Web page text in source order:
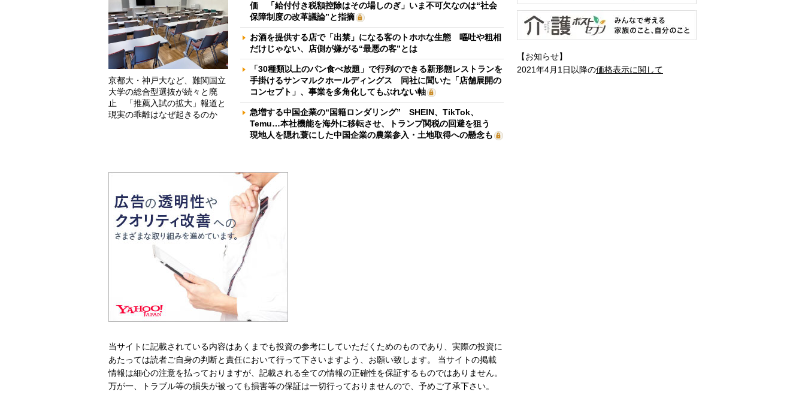
京都大・神戸大など、難関国立
大学の総合型選抜が続々と廃
止 「推薦入試の拡大」報道と
現実の乖離はなぜ起きるのか
価 「給付付き税額控除はその場しのぎ」いま不可欠なのは“社会
保障制度の改革議論”と指摘
お酒を提供する店で「出禁」になる客のトホホな生態 嘔吐や粗相
だけじゃない、店側が嫌がる“最悪の客”とは
「30種類以上のパン食べ放題」で行列のできる新形態レストランを
手掛けるサンマルクホールディングス 同社に聞いた「店舗展開の
コンセプト」、事業を多角化してもぶれない軸
急増する中国企業の“国籍ロンダリング” SHEIN、TikTok、
Temu…本社機能を海外に移転させ、トランプ関税の回避を狙う
現地人を隠れ蓑にした中国企業の農業参入・土地取得への懸念も
当サイトに記載されている内容はあくまでも投資の参考にしていただくためのものであり、実際の投資に
あたっては読者ご自身の判断と責任において行って下さいますよう、お願い致します。 当サイトの掲載
情報は細心の注意を払っておりますが、記載される全ての情報の正確性を保証するものではありません。
万が一、トラブル等の損失が被っても損害等の保証は一切行っておりませんので、予めご了承下さい。
【お知らせ】
2021年4月1日以降の価格表示に関して